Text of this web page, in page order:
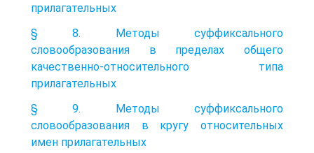
прилагательных
§ 8. Методы суффиксального
словообразования в пределах общего
качественно-относительного типа
прилагательных
§ 9. Методы суффиксального
словообразования в кругу относительных
имен прилагательных